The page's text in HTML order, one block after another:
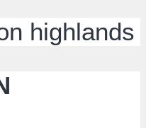
highlands